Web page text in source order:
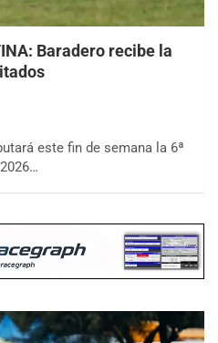
Baradero recibe la
este fin de semana la 6ª